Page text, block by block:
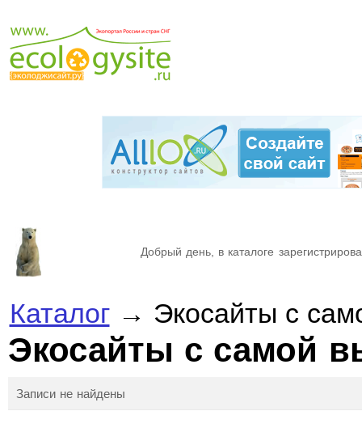
Добрый день, в каталоге
Каталог→ Экосайты с
Экосайты с самой
Записи не найдены